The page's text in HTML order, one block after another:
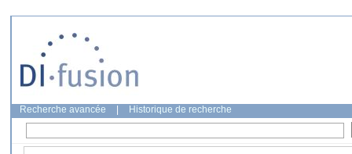
Recherche avancée Historique de recherche